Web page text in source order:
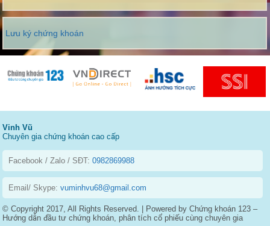
Lưu ký chứng khoán
Vinh Vũ
Chuyên gia chứng khoán cao cấp
Facebook / Zalo / SĐT:0982869988
Email/ Skype:vuminhvu68@gmail.com
© Copyright 2017, All Rights Reserved. | Powered by Chứng khoán 123 –
Hướng dẫn đầu tư chứng khoán, phân tích cổ phiếu cùng chuyên gia